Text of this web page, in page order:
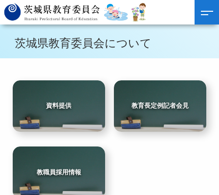
茨城県教育委員会について
資料提供 教育長定例記者会見
教職員採用情報